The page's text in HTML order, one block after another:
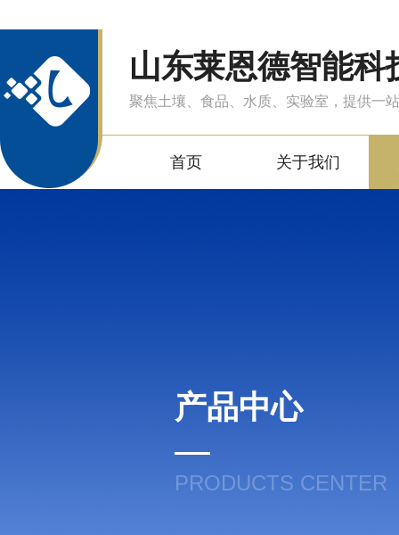
山东莱恩德智能科
聚焦土壤、食品、水质、实验室，提供一
首页 关于我们
产品中心
PRODUCTS CENTER